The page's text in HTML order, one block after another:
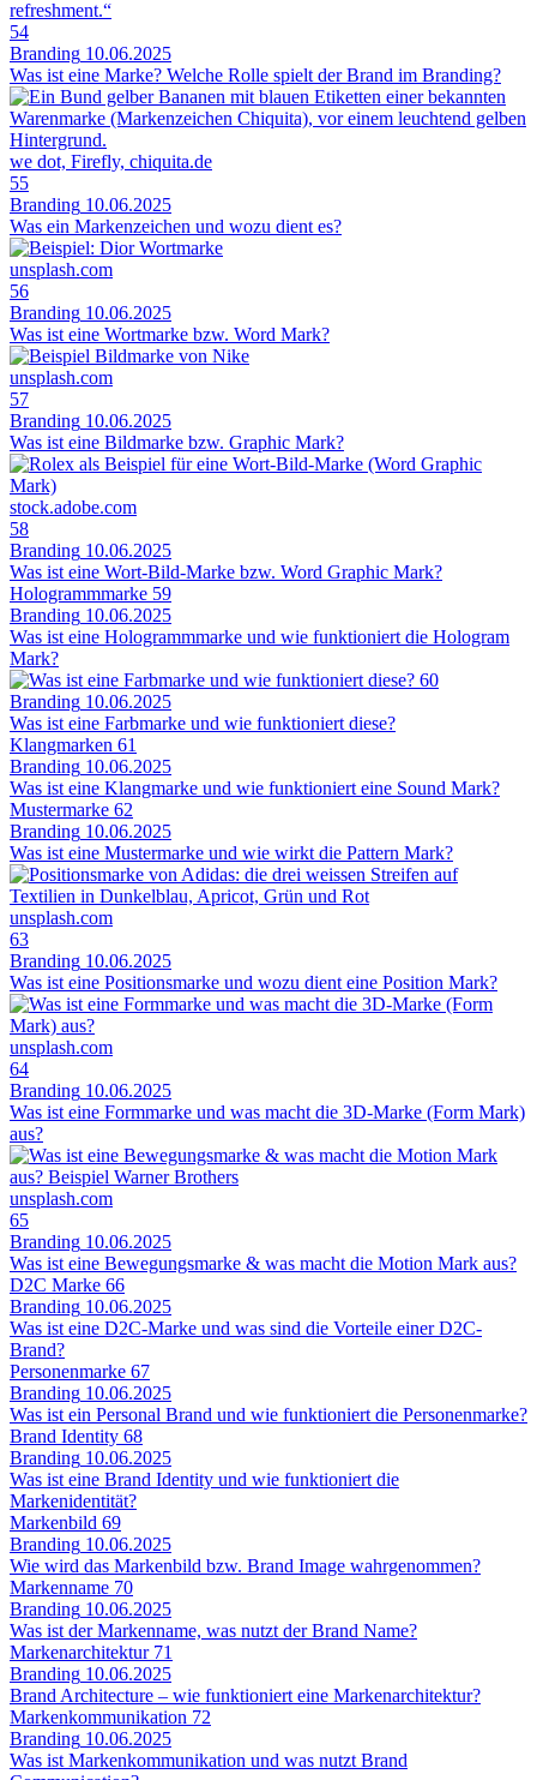
54
Branding 10.06.2025
Was ist eine Marke? Welche Rolle spielt der Brand im Branding?
we dot, Firefly, chiquita.de
55
Branding 10.06.2025
Was ein Markenzeichen und wozu dient es?
unsplash.com
56
Branding 10.06.2025
Was ist eine Wortmarke bzw. Word Mark?
unsplash.com
57
Branding 10.06.2025
Was ist eine Bildmarke bzw. Graphic Mark?
stock.adobe.com
58
Branding 10.06.2025
Was ist eine Wort-Bild-Marke bzw. Word Graphic Mark?
Hologrammmarke 59
Branding 10.06.2025
Was ist eine Hologrammmarke und wie funktioniert die Hologram
Mark?
60
Branding 10.06.2025
Was ist eine Farbmarke und wie funktioniert diese?
Klangmarken 61
Branding 10.06.2025
Was ist eine Klangmarke und wie funktioniert eine Sound Mark?
Mustermarke 62
Branding 10.06.2025
Was ist eine Mustermarke und wie wirkt die Pattern Mark?
unsplash.com
63
Branding 10.06.2025
Was ist eine Positionsmarke und wozu dient eine Position Mark?
unsplash.com
64
Branding 10.06.2025
Was ist eine Formmarke und was macht die 3D-Marke (Form Mark)
aus?
unsplash.com
65
Branding 10.06.2025
Was ist eine Bewegungsmarke & was macht die Motion Mark aus?
D2C Marke 66
Branding 10.06.2025
Was ist eine D2C-Marke und was sind die Vorteile einer D2C-
Brand?
Personenmarke 67
Branding 10.06.2025
Was ist ein Personal Brand und wie funktioniert die Personenmarke?
Brand Identity 68
Branding 10.06.2025
Was ist eine Brand Identity und wie funktioniert die
Markenidentität?
Markenbild 69
Branding 10.06.2025
Wie wird das Markenbild bzw. Brand Image wahrgenommen?
Markenname 70
Branding 10.06.2025
Was ist der Markenname, was nutzt der Brand Name?
Markenarchitektur 71
Branding 10.06.2025
Brand Architecture – wie funktioniert eine Markenarchitektur?
Markenkommunikation 72
Branding 10.06.2025
Was ist Markenkommunikation und was nutzt Brand